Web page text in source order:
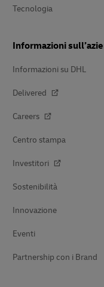
Tecnologia
Informazioni
Informazioni su DHL
Delivered
Careers
Centro stampa
Investitori
Sostenibilità
Innovazione
Eventi
Partnership con i Brand